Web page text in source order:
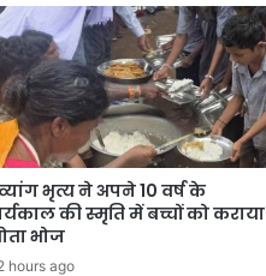
भृत्य ने अपने 10 वर्ष के
की स्मृति में बच्चों को कराया
भोज
hours ago